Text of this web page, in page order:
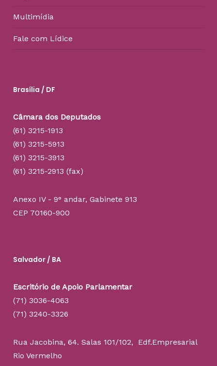
Multimídia
Fale com Lídice
Brasília / DF
Câmara dos Deputados
(61) 3215-1913
(61) 3215-5913
(61) 3215-3913
(61) 3215-2913 (fax)
Anexo IV - 9° andar, Gabinete 913
CEP 70160-900
Salvador / BA
Escritório de Apoio Parlamentar
(71) 3036-4063
(71) 3240-3326
Rua Jacobina, 64. Salas 101/102, Edf.Empresarial
Rio Vermelho